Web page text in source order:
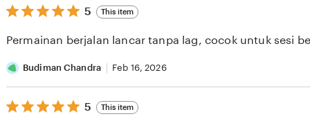
5
out
5
5 This item
Permainan berjalan lancar tanpa lag, cocok untuk sesi
Budiman Chandra Feb 16, 2026
5
out
5 This item